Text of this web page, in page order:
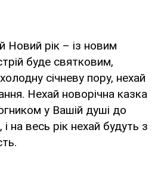
Новий рік – із новим
буде святковим,
січневу пору, нехай
Нехай новорічна казка
у Вашій душі до
на весь рік нехай будуть з